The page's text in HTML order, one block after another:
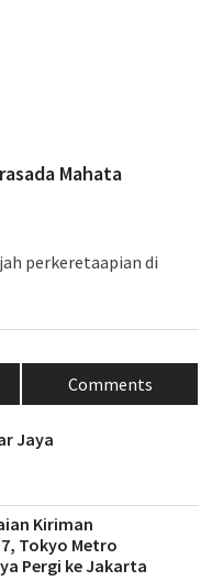
Mahata
perkeretaapian di
Comments
Jaya
Kiriman
Tokyo Metro
Pergi ke Jakarta